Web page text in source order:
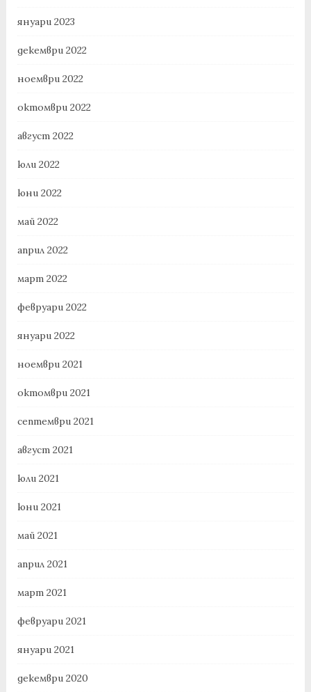
януари 2023
декември 2022
ноември 2022
октомври 2022
август 2022
юли 2022
юни 2022
май 2022
април 2022
март 2022
февруари 2022
януари 2022
ноември 2021
октомври 2021
септември 2021
август 2021
юли 2021
юни 2021
май 2021
април 2021
март 2021
февруари 2021
януари 2021
декември 2020